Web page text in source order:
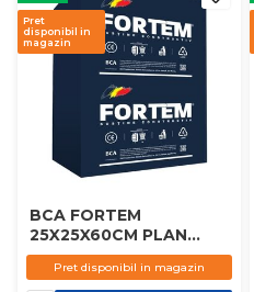
Pret
disponibil in
magazin
BCA FORTEM
25X25X60CM PLAN
D450
Pret disponibil in magazin